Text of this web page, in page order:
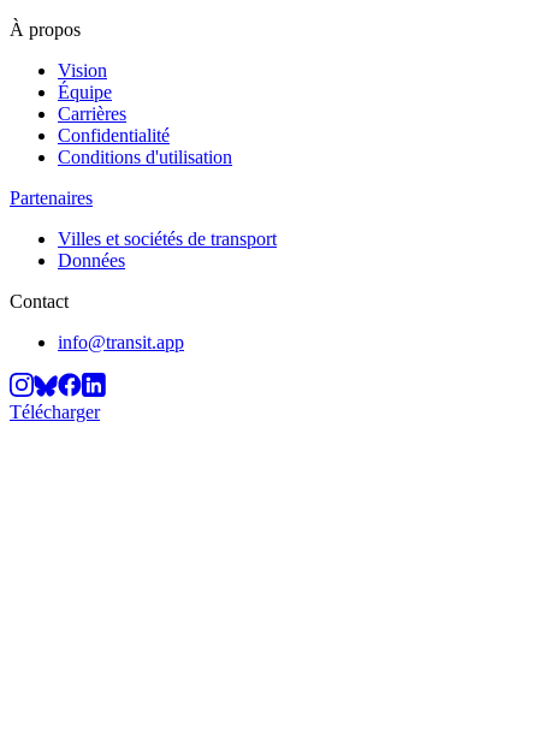
À propos
Vision
Équipe
Carrières
Confidentialité
Conditions d'utilisation
Partenaires
Villes et sociétés de transport
Données
Contact
info@transit.app
Télécharger